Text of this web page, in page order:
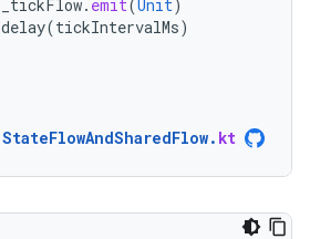
_tickFlow. emit(Unit)
delay(tickIntervalMs)
StateFlowAndSharedFlow. kt